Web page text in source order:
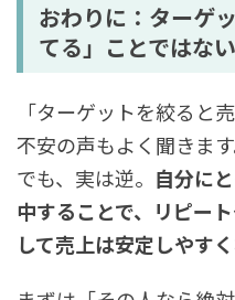
おわりに：ターゲ
てる」ことではない
「ターゲットを絞ると
不安の声もよく聞きます
でも、実は逆。 自分に
中することで、リピー
して売上は安定しやすく